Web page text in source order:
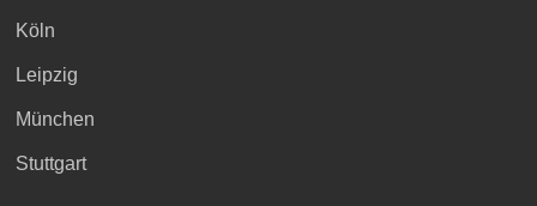
Köln
Leipzig
München
Stuttgart